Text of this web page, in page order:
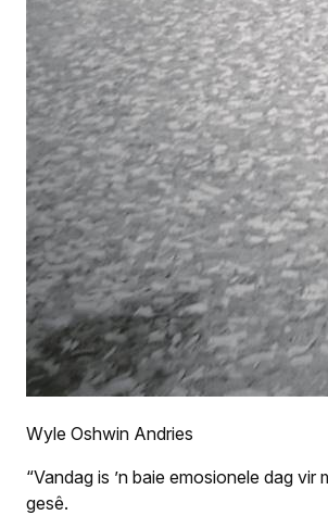
Wyle Oshwin Andries
“Vandag is ’n baie emosionele dag vir
gesê.